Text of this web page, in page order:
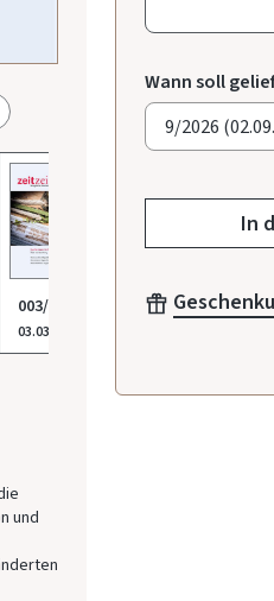
003/2026
03.03.2026
002/2026 001/
und
Wann soll
In